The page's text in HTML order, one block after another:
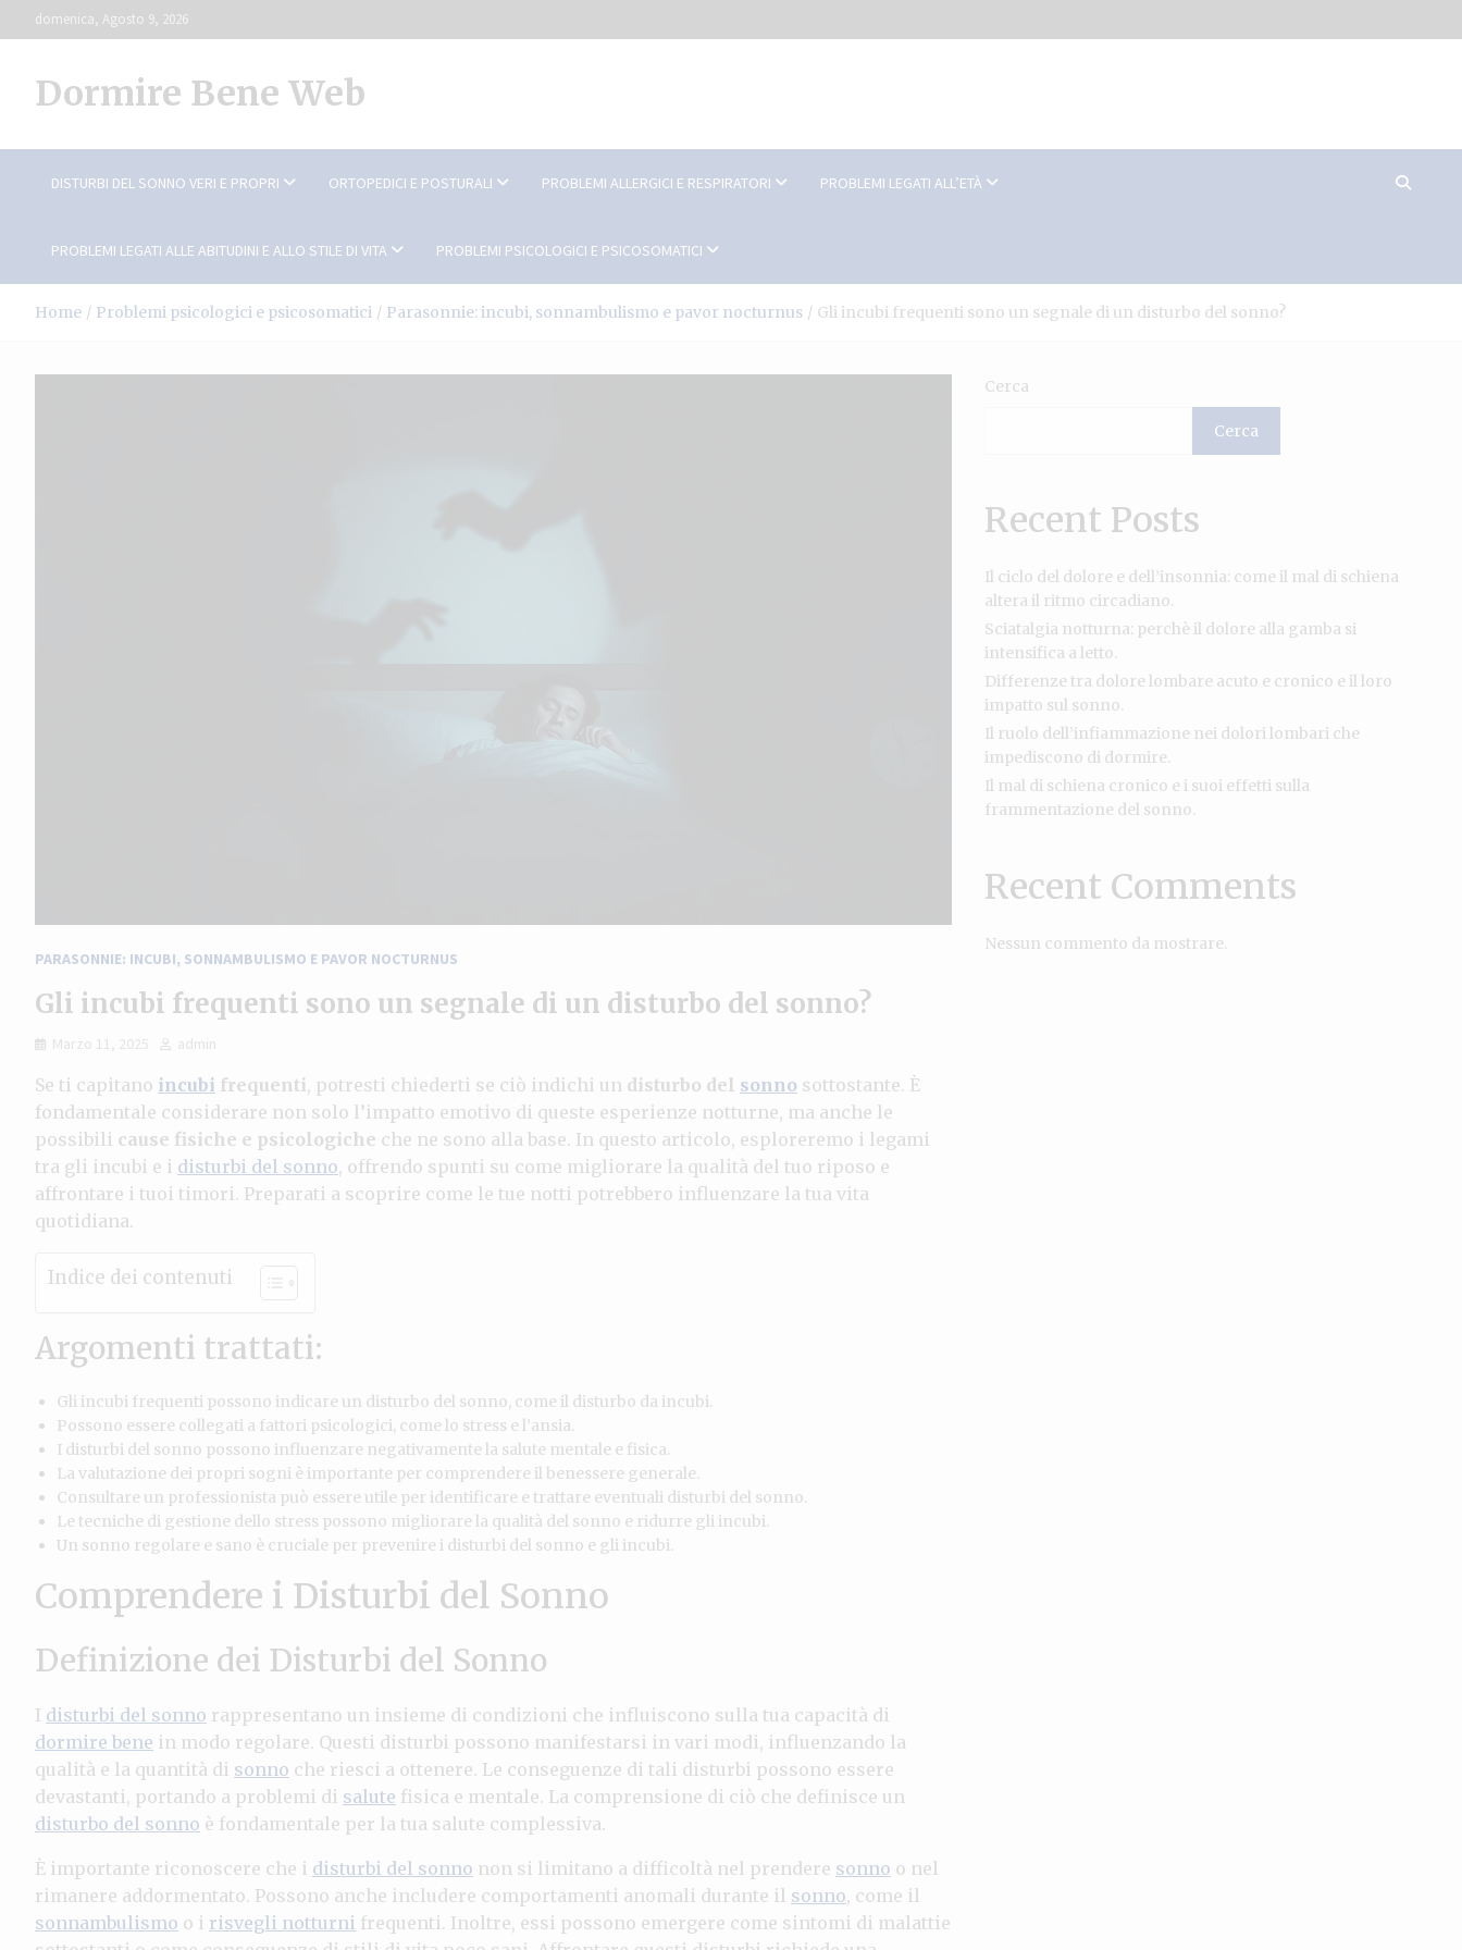
to
domenica, Agosto 9, 2026
Dormire Bene Web
DISTURBI DEL SONNO VERI E PROPRI ORTOPEDICI E POSTURALI PROBLEMI ALLERGICI E RESPIRATORI PROBLEMI LEGATI ALL’ETÀ
PROBLEMI LEGATI ALLE ABITUDINI E ALLO STILE DI VITA PROBLEMI PSICOLOGICI E PSICOSOMATICI
Home Problemi psicologici e psicosomatici Parasonnie: incubi, sonnambulismo e pavor nocturnus Gli incubi frequenti sono un segnale di un disturbo del sonno?
PARASONNIE: INCUBI, SONNAMBULISMO E PAVOR NOCTURNUS
Gli incubi frequenti sono un segnale di un disturbo del sonno?
Marzo 11, 2025 admin
Se ti capitano incubi frequenti, potresti chiederti se ciò indichi un disturbo del sonno sottostante. È
fondamentale considerare non solo l’impatto emotivo di queste esperienze notturne, ma anche le
possibili cause fisiche e psicologiche che ne sono alla base. In questo articolo, esploreremo i legami
tra gli incubi e i disturbi del sonno, offrendo spunti su come migliorare la qualità del tuo riposo e
affrontare i tuoi timori. Preparati a scoprire come le tue notti potrebbero influenzare la tua vita
quotidiana.
Indice dei contenuti
Argomenti trattati:
Gli incubi frequenti possono indicare un disturbo del sonno, come il disturbo da incubi.
Possono essere collegati a fattori psicologici, come lo stress e l’ansia.
I disturbi del sonno possono influenzare negativamente la salute mentale e fisica.
La valutazione dei propri sogni è importante per comprendere il benessere generale.
Consultare un professionista può essere utile per identificare e trattare eventuali disturbi del sonno.
Le tecniche di gestione dello stress possono migliorare la qualità del sonno e ridurre gli incubi.
Un sonno regolare e sano è cruciale per prevenire i disturbi del sonno e gli incubi.
Comprendere i Disturbi del Sonno
Definizione dei Disturbi del Sonno
I disturbi del sonno rappresentano un insieme di condizioni che influiscono sulla tua capacità di
dormire bene in modo regolare. Questi disturbi possono manifestarsi in vari modi, influenzando la
qualità e la quantità di sonno che riesci a ottenere. Le conseguenze di tali disturbi possono essere
devastanti, portando a problemi di salute fisica e mentale. La comprensione di ciò che definisce un
disturbo del sonno è fondamentale per la tua salute complessiva.
È importante riconoscere che i disturbi del sonno non si limitano a difficoltà nel prendere sonno o nel
rimanere addormentato. Possono anche includere comportamenti anomali durante il sonno, come il
sonnambulismo o i risvegli notturni frequenti. Inoltre, essi possono emergere come sintomi di malattie
Cerca
Cerca
Recent Posts
Il ciclo del dolore e dell’insonnia: come il mal di schiena
altera il ritmo circadiano.
Sciatalgia notturna: perchè il dolore alla gamba si
intensifica a letto.
Differenze tra dolore lombare acuto e cronico e il loro
impatto sul sonno.
Il ruolo dell’infiammazione nei dolori lombari che
impediscono di dormire.
Il mal di schiena cronico e i suoi effetti sulla
frammentazione del sonno.
Recent Comments
Nessun commento da mostrare.